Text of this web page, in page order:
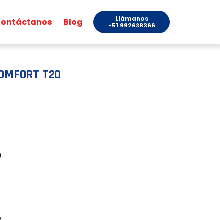
Blog
Llámanos
+51 992638366
T20